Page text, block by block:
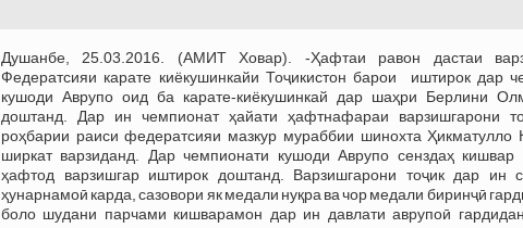
Душанбе, 25.03.2016. (АМИТ Ховар). -Ҳафтаи равон дастаи
Федератсияи карате киёкушинкайи Тоҷикистон барои иштирок дар
кушоди Аврупо оид ба карате-киёкушинкай дар шаҳри Берлини
доштанд. Дар ин чемпионат ҳайати ҳафтнафараи варзишгарони
роҳбарии раиси федератсияи мазкур мураббии шинохта Ҳикматулло
ширкат варзиданд. Дар чемпионати кушоди Аврупо сенздаҳ кишвар
ҳафтод варзишгар иштирок доштанд. Варзишгарони тоҷик дар ин
ҳунарнамоӣ карда, сазовори як медали нуқра ва чор медали биринҷӣ
боло шудани парчами кишварамон дар ин давлати аврупоӣ